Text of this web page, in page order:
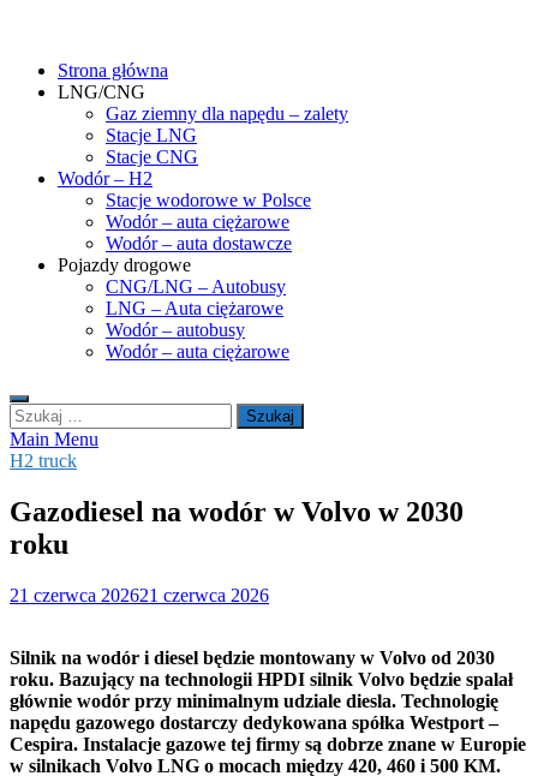
content
(wodór). Opisy pojazdów, tankowanie gazu ziemnego i wodoru,
rynek paliw gazowych, analizy.
Strona główna
LNG/CNG
Gaz ziemny dla napędu – zalety
Stacje LNG
Stacje CNG
Wodór – H2
Stacje wodorowe w Polsce
Wodór – auta ciężarowe
Wodór – auta dostawcze
Pojazdy drogowe
CNG/LNG – Autobusy
LNG – Auta ciężarowe
Wodór – autobusy
Wodór – auta ciężarowe
Szukaj:
Main Menu
H2 truck
Gazodiesel na wodór w Volvo w 2030
roku
21 czerwca 202621 czerwca 2026
Silnik na wodór i diesel będzie montowany w Volvo od 2030
roku. Bazujący na technologii HPDI silnik Volvo będzie spalał
głównie wodór przy minimalnym udziale diesla. Technologię
napędu gazowego dostarczy dedykowana spółka Westport –
Cespira. Instalacje gazowe tej firmy są dobrze znane w Europie
w silnikach Volvo LNG o mocach między 420, 460 i 500 KM.